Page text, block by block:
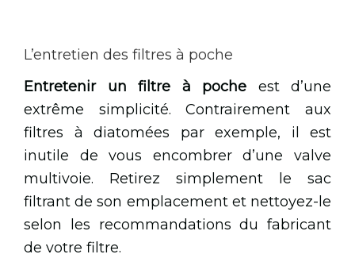
L’entretien des filtres à poche
Entretenir un filtre à poche est d’une
extrême simplicité. Contrairement aux
filtres à diatomées par exemple, il est
inutile de vous encombrer d’une valve
multivoie. Retirez simplement le sac
filtrant de son emplacement et nettoyez-le
selon les recommandations du fabricant
de votre filtre.